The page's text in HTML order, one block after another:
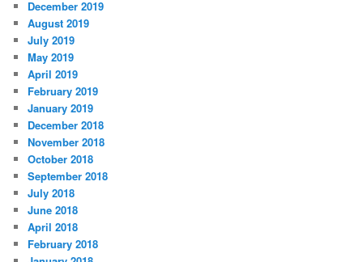
December 2019
August 2019
July 2019
May 2019
April 2019
February 2019
January 2019
December 2018
November 2018
October 2018
September 2018
July 2018
June 2018
April 2018
February 2018